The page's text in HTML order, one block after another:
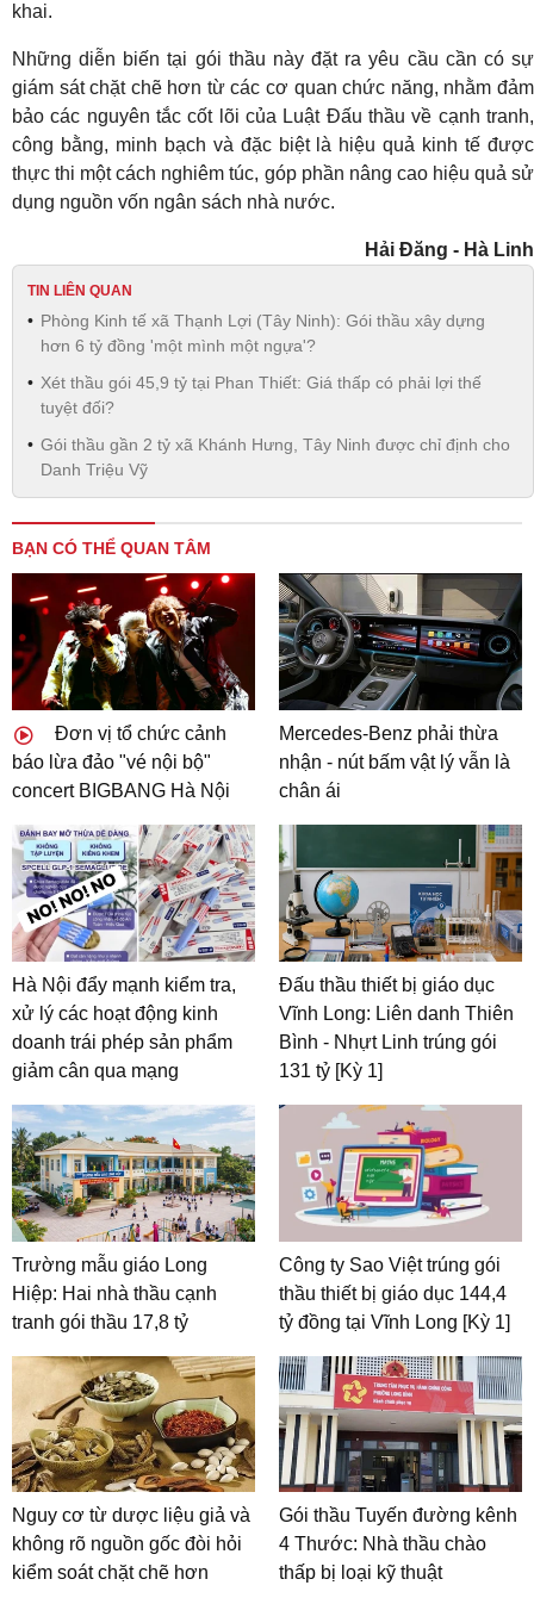
khai.
Những diễn biến tại gói thầu này đặt ra yêu cầu cần có sự
giám sát chặt chẽ hơn từ các cơ quan chức năng, nhằm đảm
bảo các nguyên tắc cốt lõi của Luật Đấu thầu về cạnh tranh,
công bằng, minh bạch và đặc biệt là hiệu quả kinh tế được
thực thi một cách nghiêm túc, góp phần nâng cao hiệu quả sử
dụng nguồn vốn ngân sách nhà nước.
Hải Đăng - Hà Linh
TIN LIÊN QUAN
Phòng Kinh tế xã Thạnh Lợi (Tây Ninh): Gói thầu xây dựng
hơn 6 tỷ đồng 'một mình một ngựa'?
Xét thầu gói 45,9 tỷ tại Phan Thiết: Giá thấp có phải lợi thế
tuyệt đối?
Gói thầu gần 2 tỷ xã Khánh Hưng, Tây Ninh được chỉ định cho
Danh Triệu Vỹ
BẠN CÓ THỂ QUAN TÂM
Đơn vị tổ chức cảnh
báo lừa đảo "vé nội bộ"
concert BIGBANG Hà Nội
Mercedes-Benz phải thừa
nhận - nút bấm vật lý vẫn là
chân ái
Hà Nội đẩy mạnh kiểm tra,
xử lý các hoạt động kinh
doanh trái phép sản phẩm
giảm cân qua mạng
Đấu thầu thiết bị giáo dục
Vĩnh Long: Liên danh Thiên
Bình - Nhựt Linh trúng gói
131 tỷ [Kỳ 1]
Trường mẫu giáo Long
Hiệp: Hai nhà thầu cạnh
tranh gói thầu 17,8 tỷ
Công ty Sao Việt trúng gói
thầu thiết bị giáo dục 144,4
tỷ đồng tại Vĩnh Long [Kỳ 1]
Nguy cơ từ dược liệu giả và
không rõ nguồn gốc đòi hỏi
kiểm soát chặt chẽ hơn
Gói thầu Tuyến đường kênh
4 Thước: Nhà thầu chào
thấp bị loại kỹ thuật